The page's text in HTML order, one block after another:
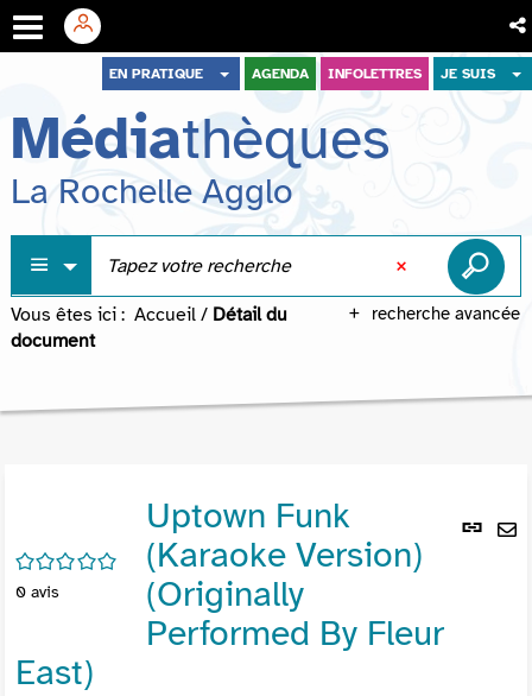
menu
contenu
recherche
EN PRATIQUE AGENDA INFOLETTRES JE SUIS
Médiathèques
La Rochelle Agglo
recherche avancée
Vous êtes ici : Accueil / Détail du
document
Lien
/5
0 avis
Uptown Funk
(Karaoke Version)
(Originally
Performed By Fleur
East)